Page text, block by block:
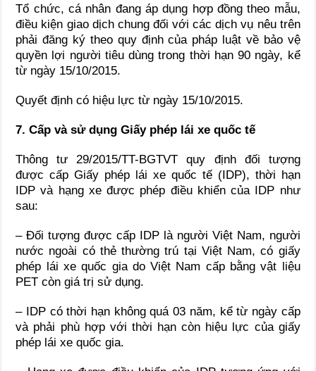
Tổ chức, cá nhân đang áp dụng hợp đồng theo mẫu,
điều kiện giao dịch chung đối với các dịch vụ nêu trên
phải đăng ký theo quy định của pháp luật về bảo vệ
quyền lợi người tiêu dùng trong thời hạn 90 ngày, kể
từ ngày 15/10/2015.
Quyết định có hiệu lực từ ngày 15/10/2015.
7. Cấp và sử dụng Giấy phép lái xe quốc tế
Thông tư 29/2015/TT-BGTVT quy định đối tượng
được cấp Giấy phép lái xe quốc tế (IDP), thời hạn
IDP và hạng xe được phép điều khiển của IDP như
sau:
– Đối tượng được cấp IDP là người Việt Nam, người
nước ngoài có thẻ thường trú tại Việt Nam, có giấy
phép lái xe quốc gia do Việt Nam cấp bằng vật liệu
PET còn giá trị sử dụng.
– IDP có thời hạn không quá 03 năm, kể từ ngày cấp
và phải phù hợp với thời hạn còn hiệu lực của giấy
phép lái xe quốc gia.